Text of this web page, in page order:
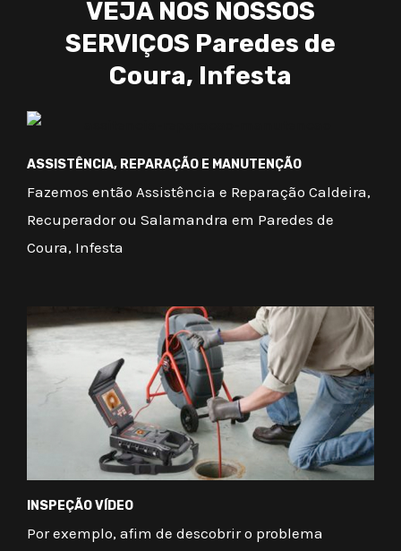
VEJA NOS NOSSOS
SERVIÇOS Paredes de
Coura, Infesta
ASSISTÊNCIA, REPARAÇÃO E MANUTENÇÃO
Fazemos então Assistência e Reparação Caldeira,
Recuperador ou Salamandra em Paredes de
Coura, Infesta
INSPEÇÃO VÍDEO
Por exemplo, afim de descobrir o problema